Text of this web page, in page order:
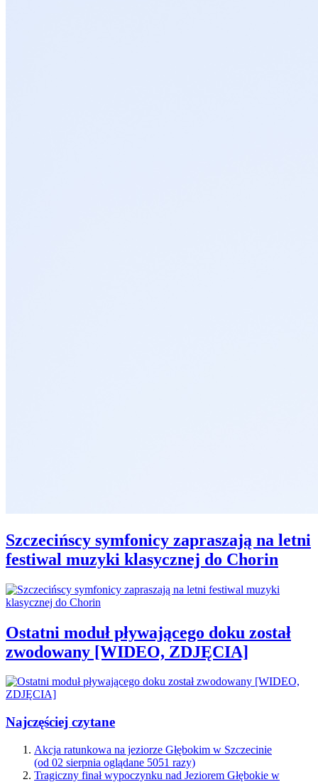
Szczecińscy symfonicy zapraszają na letni
festiwal muzyki klasycznej do Chorin
Ostatni moduł pływającego doku został
zwodowany [WIDEO, ZDJĘCIA]
Najczęściej czytane
Akcja ratunkowa na jeziorze Głębokim w Szczecinie
(od 02 sierpnia oglądane 5051 razy)
Tragiczny finał wypoczynku nad Jeziorem Głębokie w